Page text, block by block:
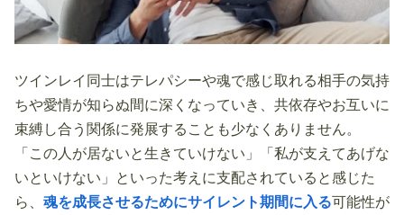
ツインレイ同士はテレパシーや魂で感じ取れる相手の気持
ちや愛情が知らぬ間に深くなっていき、共依存やお互いに
束縛し合う関係に発展することも少なくありません。
「この人が居ないと生きていけない」「私が支えてあげな
いといけない」といった考えに支配されていると感じた
ら、 魂を成長させるためにサイレント期間に入る可能性が